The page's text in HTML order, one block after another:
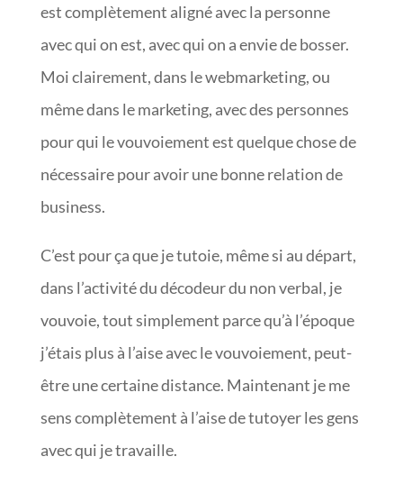
est complètement aligné avec la personne
avec qui on est, avec qui on a envie de bosser.
Moi clairement, dans le webmarketing, ou
même dans le marketing, avec des personnes
pour qui le vouvoiement est quelque chose de
nécessaire pour avoir une bonne relation de
business.
C’est pour ça que je tutoie, même si au départ,
dans l’activité du décodeur du non verbal, je
vouvoie, tout simplement parce qu’à l’époque
j’étais plus à l’aise avec le vouvoiement, peut-
être une certaine distance. Maintenant je me
sens complètement à l’aise de tutoyer les gens
avec qui je travaille.